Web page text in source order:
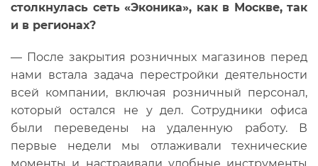
столкнулась сеть «Эконика», как в Москве, так
и в регионах?
— После закрытия розничных магазинов перед
нами встала задача перестройки деятельности
всей компании, включая розничный персонал,
который остался не у дел. Сотрудники офиса
были переведены на удаленную работу. В
первые недели мы отлаживали технические